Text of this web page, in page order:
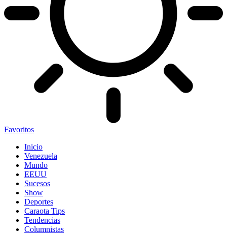
Favoritos
Inicio
Venezuela
Mundo
EEUU
Sucesos
Show
Deportes
Caraota Tips
Tendencias
Columnistas